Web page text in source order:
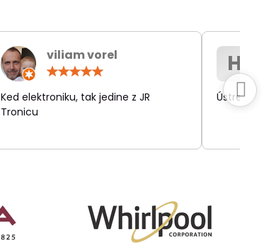
viliam vorel
/
5
Ked elektroniku, tak jedine z JR
Tronicu
H